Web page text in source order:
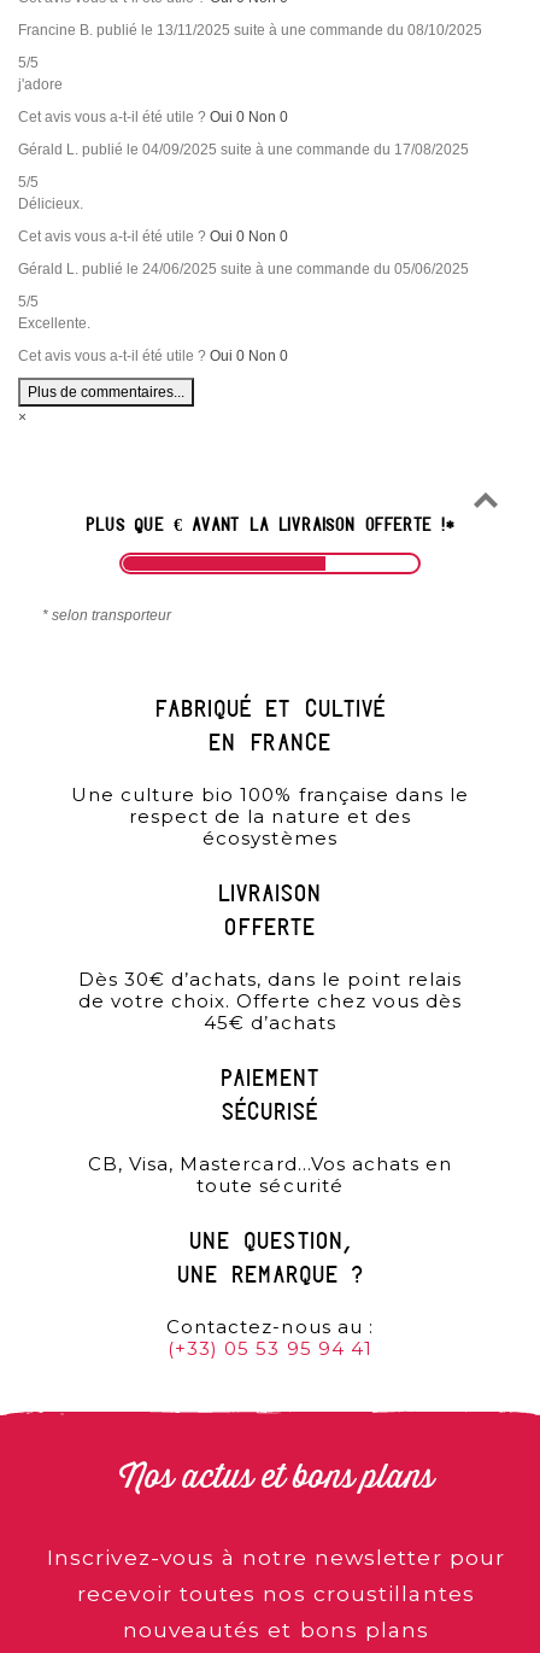
Francine B. publié le 13/11/2025 suite à une commande du 08/10/2025
5/5
j'adore
Cet avis vous a-t-il été utile ? Oui 0 Non 0
Gérald L. publié le 04/09/2025 suite à une commande du 17/08/2025
5/5
Délicieux.
Cet avis vous a-t-il été utile ? Oui 0 Non 0
Gérald L. publié le 24/06/2025 suite à une commande du 05/06/2025
5/5
Excellente.
Cet avis vous a-t-il été utile ? Oui 0 Non 0
Plus de commentaires...
×
PLUS QUE € AVANT LA LIVRAISON OFFERTE !*
* selon transporteur
Fabriqué et cultivé
en france
Une culture bio 100% française dans le
respect de la nature et des
écosystèmes
Livraison
offerte
Dès 30€ d’achats, dans le point relais
de votre choix. Offerte chez vous dès
45€ d’achats
paiement
sécurisé
CB, Visa, Mastercard…Vos achats en
toute sécurité
une question,
une remarque ?
Contactez-nous au :
(+33) 05 53 95 94 41
Nos actus et bons plans
Inscrivez-vous à notre newsletter pour
recevoir toutes nos croustillantes
nouveautés et bons plans